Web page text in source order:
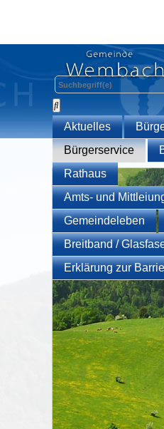
Aktuelles
Bürgerservice
Rathaus
Amts- und
Gemeindeleben
Breitband /
Erklärung zur